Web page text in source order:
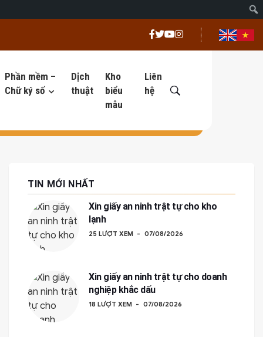
Phần mềm –
Chữ ký số
Dịch
thuật
Kho
biểu
mẫu
Liên
hệ
TIN MỚI NHẤT
Xin giấy an ninh trật tự cho kho
lạnh
25 LƯỢT XEM 07/08/2026
Xin giấy an ninh trật tự cho doanh
nghiệp khắc dấu
18 LƯỢT XEM 07/08/2026